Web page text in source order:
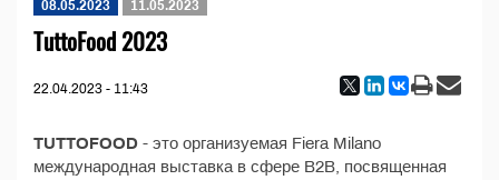
08.05.2023 11.05.2023
TuttoFood 2023
22.04.2023 - 11:43
TUTTOFOOD - это организуемая Fiera Milano
международная выставка в сфере B2B, посвященная